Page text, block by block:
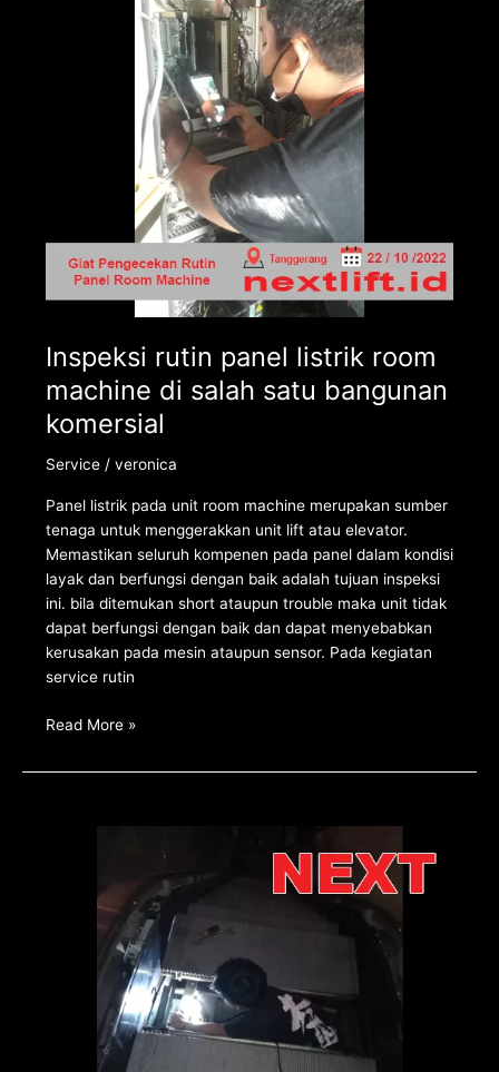
Inspeksi rutin panel listrik room
machine di salah satu bangunan
komersial
Service/ veronica
Panel listrik pada unit room machine merupakan sumber
tenaga untuk menggerakkan unit lift atau elevator.
Memastikan seluruh kompenen pada panel dalam kondisi
layak dan berfungsi dengan baik adalah tujuan inspeksi
ini. bila ditemukan short ataupun trouble maka unit tidak
dapat berfungsi dengan baik dan dapat menyebabkan
kerusakan pada mesin ataupun sensor. Pada kegiatan
service rutin
Read More »
escalator
komersial
Tanggerang